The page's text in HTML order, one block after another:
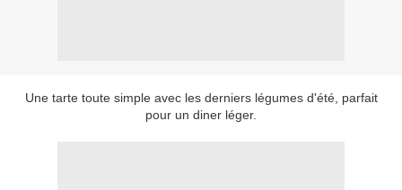
Une tarte toute simple avec les derniers légumes d'été, parfait
pour un diner léger.